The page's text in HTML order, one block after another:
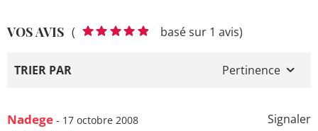
VOS AVIS ( basé sur 1 avis)
TRIER PAR Pertinence
Signaler
Nadege - 17 octobre 2008